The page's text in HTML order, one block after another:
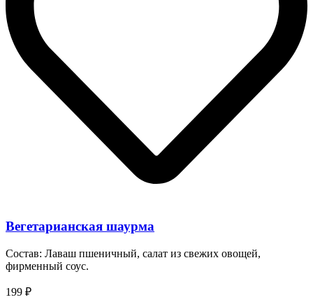
Вегетарианская шаурма
Состав: Лаваш пшеничный, салат из свежих овощей,
фирменный соус.
199 ₽